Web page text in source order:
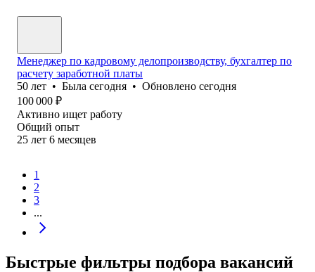
Менеджер по кадровому делопроизводству, бухгалтер по
расчету заработной платы
50 лет • Была сегодня • Обновлено сегодня
100 000 ₽
Активно ищет работу
Общий опыт
25 лет 6 месяцев
1
2
3
...
Быстрые фильтры подбора вакансий